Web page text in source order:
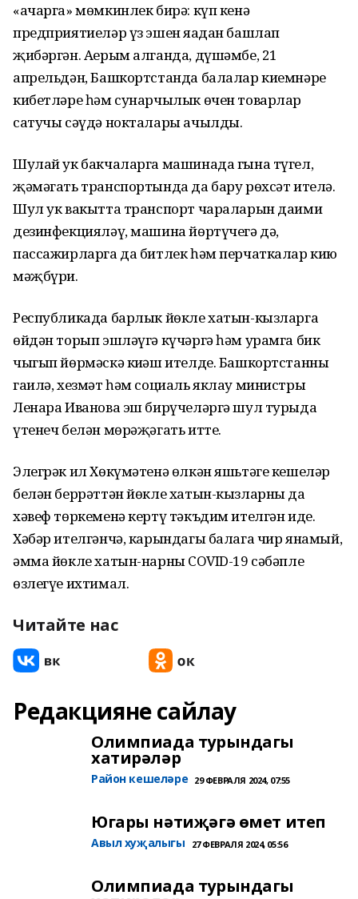
«ачарга» мөмкинлек бирә: күп кенә
предприятиеләр үз эшен яңадан башлап
җибәргән. Аерым алганда, дүшәмбе, 21
апрельдән, Башкортстанда балалар киемнәре
кибетләре һәм сунарчылык өчен товарлар
сатучы сәүдә нокталары ачылды.
Шулай ук бакчаларга машинада гына түгел,
җәмәгать транспортында да бару рөхсәт ителә.
Шул ук вакытта транспорт чараларын даими
дезинфекцияләү, машина йөртүчегә дә,
пассажирларга да битлек һәм перчаткалар кию
мәҗбүри.
Республикада барлык йөкле хатын-кызларга
өйдән торып эшләүгә күчәргә һәм урамга бик
чыгып йөрмәскә киңәш ителде. Башкортстанның
гаилә, хезмәт һәм социаль яклау министры
Ленара Иванова эш бирүчеләргә шул турыда
үтенеч белән мөрәҗәгать итте.
Элегрәк ил Хөкүмәтенә өлкән яшьтәге кешеләр
белән беррәттән йөкле хатын-кызларны да
хәвеф төркеменә кертү тәкъдим ителгән иде.
Хәбәр ителгәнчә, карындагы балага чир янамый,
әмма йөкле хатын-нарның COVID-19 сәбәпле
өзлегүе ихтимал.
Читайте нас
Редакцияне сайлау
Олимпиада турындагы
хатирәләр
Район кешеләре 29 ФЕВРАЛЯ 2024, 07:55
Югары нәтиҗәгә өмет итеп
Авыл хуҗалыгы 27 ФЕВРАЛЯ 2024, 05:56
Олимпиада турындагы